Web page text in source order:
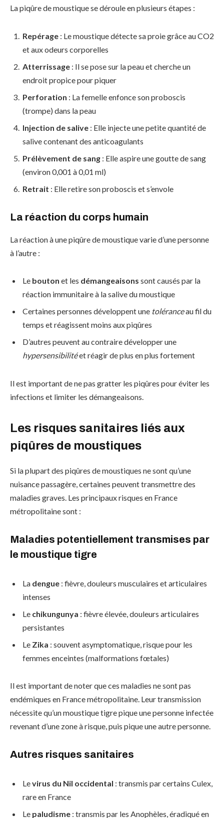
La piqûre de moustique se déroule en plusieurs étapes :
Repérage : Le moustique détecte sa proie grâce au CO2
et aux odeurs corporelles
Atterrissage : Il se pose sur la peau et cherche un
endroit propice pour piquer
Perforation : La femelle enfonce son proboscis
(trompe) dans la peau
Injection de salive : Elle injecte une petite quantité de
salive contenant des anticoagulants
Prélèvement de sang : Elle aspire une goutte de sang
(environ 0,001 à 0,01 ml)
Retrait : Elle retire son proboscis et s’envole
La réaction du corps humain
La réaction à une piqûre de moustique varie d’une personne
à l’autre :
Le bouton et les démangeaisons sont causés par la
réaction immunitaire à la salive du moustique
Certaines personnes développent une toléranceau fil du
temps et réagissent moins aux piqûres
D’autres peuvent au contraire développer une
hypersensibilitéet réagir de plus en plus fortement
Il est important de ne pas gratter les piqûres pour éviter les
infections et limiter les démangeaisons.
Les risques sanitaires liés aux
piqûres de moustiques
Si la plupart des piqûres de moustiques ne sont qu’une
nuisance passagère, certaines peuvent transmettre des
maladies graves. Les principaux risques en France
métropolitaine sont :
Maladies potentiellement transmises par
le moustique tigre
La dengue : fièvre, douleurs musculaires et articulaires
intenses
Le chikungunya : fièvre élevée, douleurs articulaires
persistantes
Le Zika : souvent asymptomatique, risque pour les
femmes enceintes (malformations fœtales)
Il est important de noter que ces maladies ne sont pas
endémiques en France métropolitaine. Leur transmission
nécessite qu’un moustique tigre pique une personne infectée
revenant d’une zone à risque, puis pique une autre personne.
Autres risques sanitaires
Levirus du Nil occidental : transmis par certains Culex,
rare en France
Le paludisme : transmis par les Anophèles, éradiqué en